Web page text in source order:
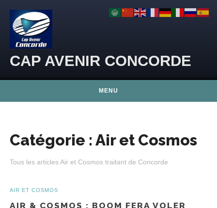
CAP AVENIR CONCORDE
MENU
Catégorie : Air et Cosmos
Tous les articles Air et Cosmos traitant de Concorde
AIR ET COSMOS
AIR & COSMOS : BOOM FERA VOLER